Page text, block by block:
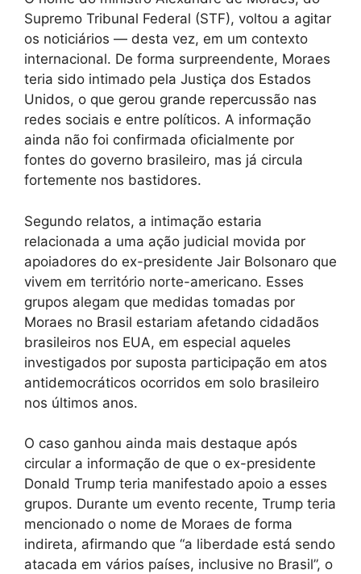
Supremo Tribunal Federal (STF), voltou a agitar
os noticiários — desta vez, em um contexto
internacional. De forma surpreendente, Moraes
teria sido intimado pela Justiça dos Estados
Unidos, o que gerou grande repercussão nas
redes sociais e entre políticos. A informação
ainda não foi confirmada oficialmente por
fontes do governo brasileiro, mas já circula
fortemente nos bastidores.
Segundo relatos, a intimação estaria
relacionada a uma ação judicial movida por
apoiadores do ex-presidente Jair Bolsonaro que
vivem em território norte-americano. Esses
grupos alegam que medidas tomadas por
Moraes no Brasil estariam afetando cidadãos
brasileiros nos EUA, em especial aqueles
investigados por suposta participação em atos
antidemocráticos ocorridos em solo brasileiro
nos últimos anos.
O caso ganhou ainda mais destaque após
circular a informação de que o ex-presidente
Donald Trump teria manifestado apoio a esses
grupos. Durante um evento recente, Trump teria
mencionado o nome de Moraes de forma
indireta, afirmando que “a liberdade está sendo
atacada em vários países, inclusive no Brasil”, o